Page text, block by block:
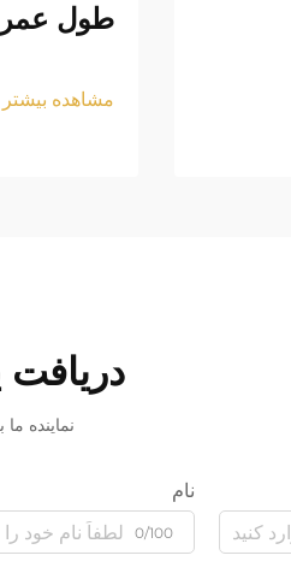
طول عمر
مشاهده بیشتر
نماینده
نام
0/100